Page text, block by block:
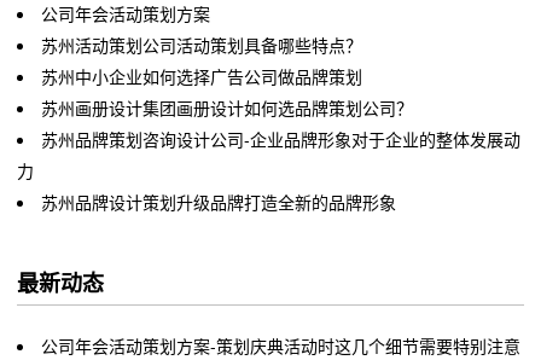
公司年会活动策划方案
苏州活动策划公司活动策划具备哪些特点？
苏州中小企业如何选择广告公司做品牌策划
苏州画册设计集团画册设计如何选品牌策划公司？
苏州品牌策划咨询设计公司-企业品牌形象对于企业的整体发展动
力
苏州品牌设计策划升级品牌打造全新的品牌形象
最新动态
公司年会活动策划方案-策划庆典活动时这几个细节需要特别注意